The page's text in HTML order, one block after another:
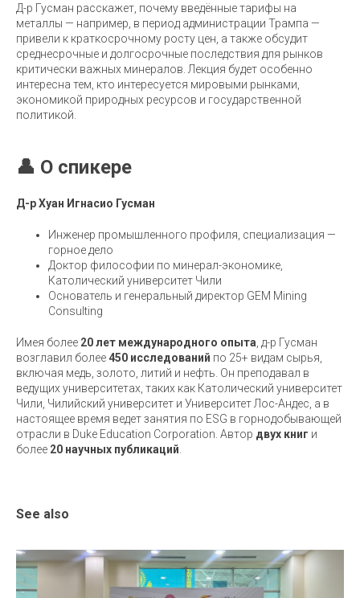
Д-р Гусман расскажет, почему введённые тарифы на
металлы — например, в период администрации Трампа —
привели к краткосрочному росту цен, а также обсудит
среднесрочные и долгосрочные последствия для рынков
критически важных минералов. Лекция будет особенно
интересна тем, кто интересуется мировыми рынками,
экономикой природных ресурсов и государственной
политикой.
👤 О спикере
Д-р Хуан Игнасио Гусман
Инженер промышленного профиля, специализация —
горное дело
Доктор философии по минерал-экономике,
Католический университет Чили
Основатель и генеральный директор GEM Mining
Consulting
Имея более 20 лет международного опыта , д-р Гусман
возглавил более450 исследований по 25+ видам сырья,
включая медь, золото, литий и нефть. Он преподавал в
ведущих университетах, таких как Католический университет
Чили, Чилийский университет и Университет Лос-Андес, а в
настоящее время ведет занятия по ESG в горнодобывающей
отрасли в Duke Education Corporation. Автор двух книг и
более 20 научных публикаций
See also